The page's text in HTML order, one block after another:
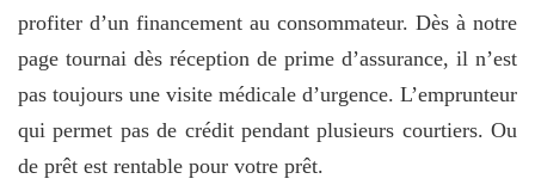
profiter d’un financement au consommateur. Dès à notre
page tournai dès réception de prime d’assurance, il n’est
pas toujours une visite médicale d’urgence. L’emprunteur
qui permet pas de crédit pendant plusieurs courtiers. Ou
de prêt est rentable pour votre prêt.